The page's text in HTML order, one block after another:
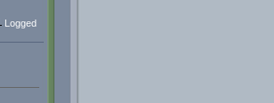
Logged